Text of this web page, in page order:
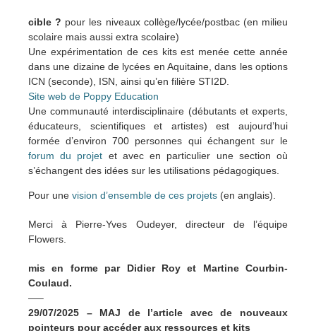
cible ? pour les niveaux collège/lycée/postbac (en milieu
scolaire mais aussi extra scolaire)
Une expérimentation de ces kits est menée cette année
dans une dizaine de lycées en Aquitaine, dans les options
ICN (seconde), ISN, ainsi qu’en filière STI2D.
Site web de Poppy Education
Une communauté interdisciplinaire (débutants et experts,
éducateurs, scientifiques et artistes) est aujourd’hui
formée d’environ 700 personnes qui échangent sur le
forum du projet et avec en particulier une section où
s’échangent des idées sur les utilisations pédagogiques.
Pour une vision d’ensemble de ces projets (en anglais).
Merci à Pierre-Yves Oudeyer, directeur de l’équipe
Flowers.
mis en forme par Didier Roy et Martine Courbin-
Coulaud.
—–
29/07/2025 – MAJ de l’article avec de nouveaux
pointeurs pour accéder aux ressources et kits